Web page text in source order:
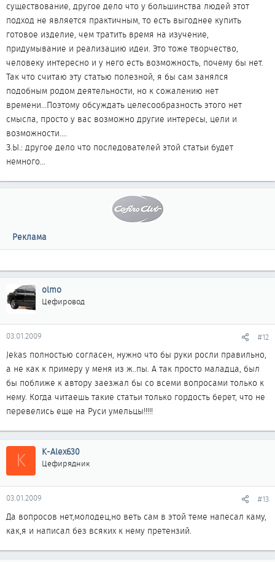
существование, другое дело что у большинства людей этот
подход не является практичным, то есть выгоднее купить
готовое изделие, чем тратить время на изучение,
придумывание и реализацию идеи. Это тоже творчество,
человеку интересно и у него есть возможность, почему бы нет.
Так что считаю эту статью полезной, я бы сам занялся
подобным родом деятельности, но к сожалению нет
времени...Поэтому обсуждать целесообразность этого нет
смысла, просто у вас возможно другие интересы, цели и
возможности....
З.Ы.: другое дело что последователей этой статьи будет
немного...
Реклама
olmo
Цефировод
03.01.2009 #12
Jekas полностью согласен, нужно что бы руки росли правильно,
а не как к примеру у меня из ж..пы. А так просто маладца, был
бы поближе к автору заезжал бы со всеми вопросами только к
нему. Когда читаешь такие статьи только гордость берет, что не
перевелись еще на Руси умельцы!!!!!
K K-Alex630
Цефирядник
03.01.2009 #13
Да вопросов нет,молодец,но веть сам в этой теме напесал каму,
как,я и написал без всяких к нему претензий.